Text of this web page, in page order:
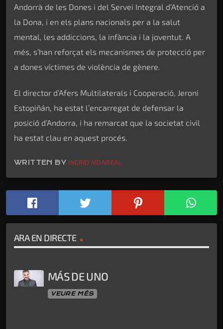
Andorrà de les Dones i del Servei Integral d’Atenció a
la Dona, i en els plans nacionals per a la salut
mental, les addiccions, la infància i la joventut. A
més, s’han reforçat els mecanismes de protecció per
a dones víctimes de violència de gènere.
El director d’Afers Multilaterals i Cooperació, Jeroni
Estopiñán, ha estat l’encarregat de defensar la
posició d’Andorra, i ha remarcat que la societat civil
ha estat clau en aquest procés.
WRITTEN BYINGRID MONREAL
ARA EN DIRECTE
MÁS DE UNO
VEURE MÉS